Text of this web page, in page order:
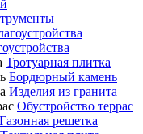
Тротуарная плитка
Бордюрный камень
Изделия из гранита
Обустройство террас
Газонная решетка